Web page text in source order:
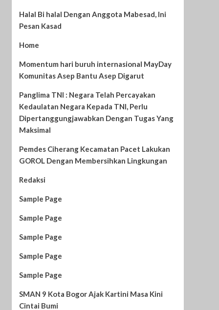
Halal Bi halal Dengan Anggota Mabesad, Ini
Pesan Kasad
Home
Momentum hari buruh internasional MayDay
Komunitas Asep Bantu Asep Digarut
Panglima TNI : Negara Telah Percayakan
Kedaulatan Negara Kepada TNI, Perlu
Dipertanggungjawabkan Dengan Tugas Yang
Maksimal
Pemdes Ciherang Kecamatan Pacet Lakukan
GOROL Dengan Membersihkan Lingkungan
Redaksi
Sample Page
Sample Page
Sample Page
Sample Page
Sample Page
SMAN 9 Kota Bogor Ajak Kartini Masa Kini
Cintai Bumi